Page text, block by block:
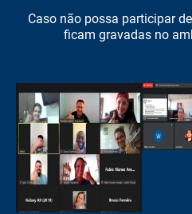
Caso não possa participar
ficam gravadas no